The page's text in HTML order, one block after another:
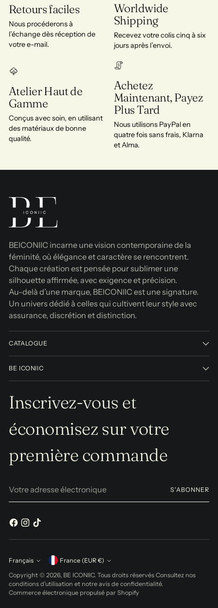
Retours faciles
Nous procéderons à
l’échange dès réception de
votre e-mail.
Worldwide
Shipping
Recevez votre colis cinq à six
jours après l’envoi.
Atelier Haut de
Gamme
Conçus avec soin, en utilisant
des matériaux de bonne
qualité.
Achetez
Maintenant, Payez
Plus Tard
Nous utilisons PayPal en
quatre fois sans frais, Klarna
et Alma.
BEICONIIC incarne une vision contemporaine de la
féminité, où élégance et caractère se rencontrent.
Chaque création est pensée pour sublimer une
silhouette affirmée, avec exigence et précision.
Au-delà d’une marque, BEICONIIC est une signature.
Un univers dédié à celles qui cultivent leur style avec
assurance, discrétion et distinction.
CATALOGUE
BE ICONIIC
Inscrivez-vous et
économisez sur votre
première commande
adresse
S'ABONNER
Langue
Français Monnaie France (EUR €)
Copyright © 2026, BE ICONIIC. Tous droits réservés Consultez nos
conditions d'utilisation et notre avis de confidentialité.
Commerce électronique propulsé par Shopify